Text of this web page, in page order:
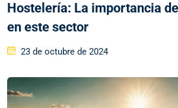
Hostelería: La importancia
en este sector
23 de octubre de 2024